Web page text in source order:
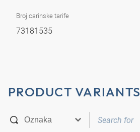
Broj carinske tarife
73181535
PRODUCT VARIANTS